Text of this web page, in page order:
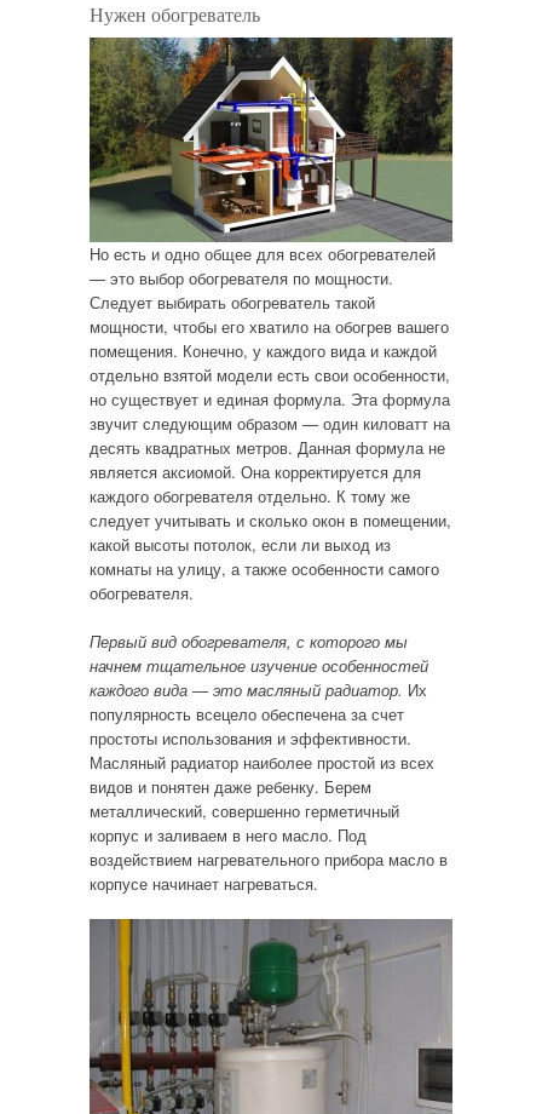
Нужен обогреватель
Но есть и одно общее для всех обогревателей
— это выбор обогревателя по мощности.
Следует выбирать обогреватель такой
мощности, чтобы его хватило на обогрев вашего
помещения. Конечно, у каждого вида и каждой
отдельно взятой модели есть свои особенности,
но существует и единая формула. Эта формула
звучит следующим образом — один киловатт на
десять квадратных метров. Данная формула не
является аксиомой. Она корректируется для
каждого обогревателя отдельно. К тому же
следует учитывать и сколько окон в помещении,
какой высоты потолок, если ли выход из
комнаты на улицу, а также особенности самого
обогревателя.
Первый вид обогревателя, с которого мы
начнем тщательное изучение особенностей
каждого вида — это масляный радиатор. Их
популярность всецело обеспечена за счет
простоты использования и эффективности.
Масляный радиатор наиболее простой из всех
видов и понятен даже ребенку. Берем
металлический, совершенно герметичный
корпус и заливаем в него масло. Под
воздействием нагревательного прибора масло в
корпусе начинает нагреваться.